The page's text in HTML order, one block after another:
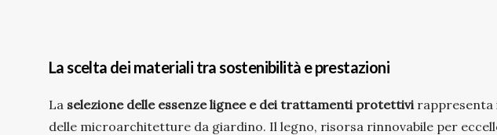
La scelta dei materiali tra sostenibilità e prestazioni
La selezione delle essenze lignee e dei trattamenti protettivi
delle microarchitetture da giardino. Il legno, risorsa rinnovabile per